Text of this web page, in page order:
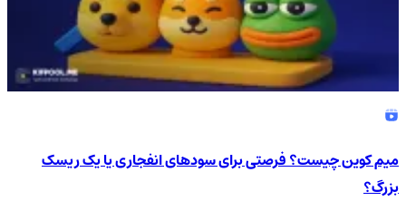
میم کوین چیست؟ فرصتی برای سودهای انفجاری یا یک ریسک
بزرگ؟